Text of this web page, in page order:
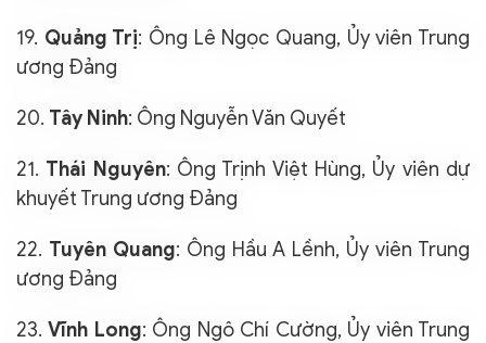
19. Quảng Trị: Ông Lê Ngọc Quang, Ủy viên Trung
ương Đảng
20. Tây Ninh: Ông Nguyễn Văn Quyết
21. Thái Nguyên: Ông Trịnh Việt Hùng, Ủy viên dự
khuyết Trung ương Đảng
22. Tuyên Quang: Ông Hầu A Lềnh, Ủy viên Trung
ương Đảng
23.Vĩnh Long: Ông Ngô Chí Cường, Ủy viên Trung